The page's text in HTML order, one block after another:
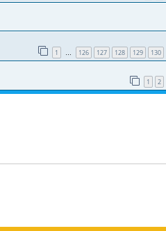
1 … 126 127 128 129 130
1 2